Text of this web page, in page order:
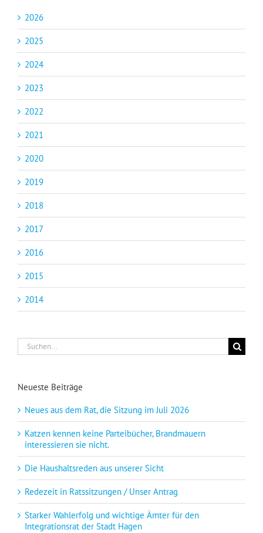
2026
2025
2024
2023
2022
2021
2020
2019
2018
2017
2016
2015
2014
Suche
nach:
Neueste Beiträge
Neues aus dem Rat, die Sitzung im Juli 2026
Katzen kennen keine Parteibücher, Brandmauern
interessieren sie nicht.
Die Haushaltsreden aus unserer Sicht
Redezeit in Ratssitzungen / Unser Antrag
Starker Wahlerfolg und wichtige Ämter für den
Integrationsrat der Stadt Hagen